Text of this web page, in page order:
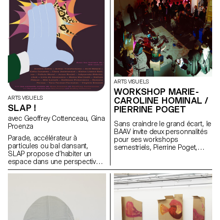
ARTS VISUELS
SLAP !
avec Geoffrey Cottenceau, Gina
Proenza
Parade, accélérateur à
particules ou bal dansant,
SLAP propose d’habiter un
espace dans une perspective
gravitationnelle. Les oeuvres,
aux lois centrifuges et se
retrouvent à échanger entre
elles pour créer des narratifs
ARTS VISUELS
WORKSHOP MARIE-
CAROLINE HOMINAL /
PIERRINE POGET
Sans craindre le grand écart, le
BAAV invite deux personnalités
pour ses workshops
semestriels, Pierrine Poget,
performeuse, toutes deux de
Genève. La première, décrite
par un étudiant comme une «
ostéopathe du cerveau »
convie un groupe
d’étudiant.e.x.s à faire famille
avec les voix dans sa tête,